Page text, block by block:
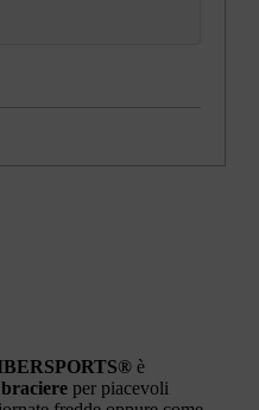
è
braciere per piacevoli